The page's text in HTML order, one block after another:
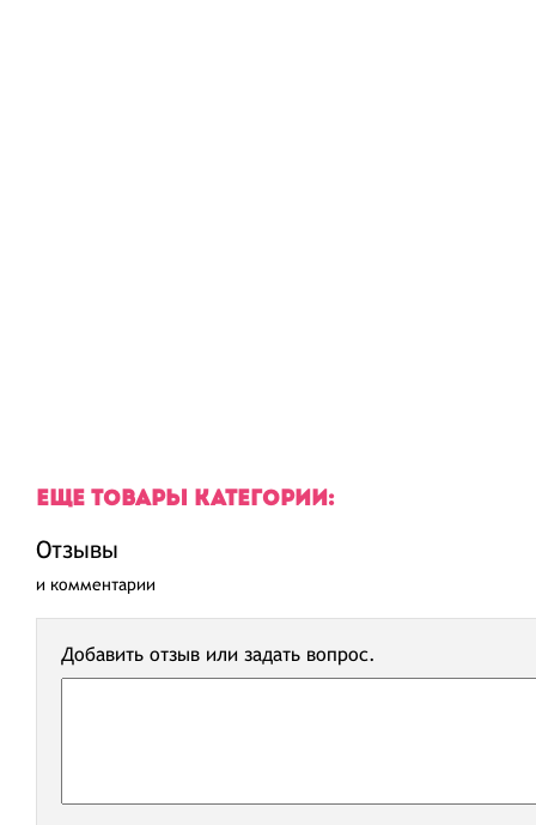
ЕЩЕ ТОВАРЫ КАТЕГОРИИ:
Отзывы
и комментарии
Добавить отзыв или задать вопрос.